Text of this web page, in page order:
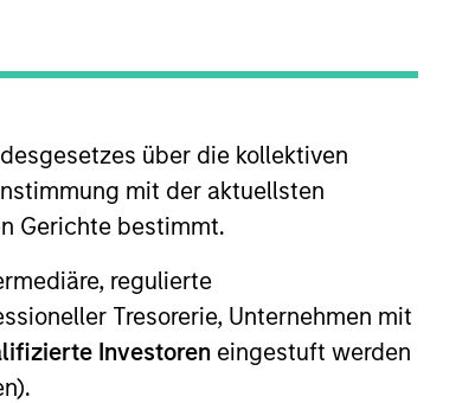
über die kollektiven
mit der aktuellsten
Gerichte bestimmt.
regulierte
Tresorerie, Unternehmen mit
Investoren eingestuft werden